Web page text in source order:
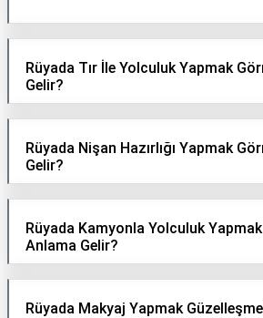
İletişim
Rüyada Tır İle Yolculuk Yapmak
Gelir?
Rüyada Nişan Hazırlığı Yapmak
Gelir?
Rüyada Kamyonla Yolculuk
Anlama Gelir?
Rüyada Makyaj Yapmak